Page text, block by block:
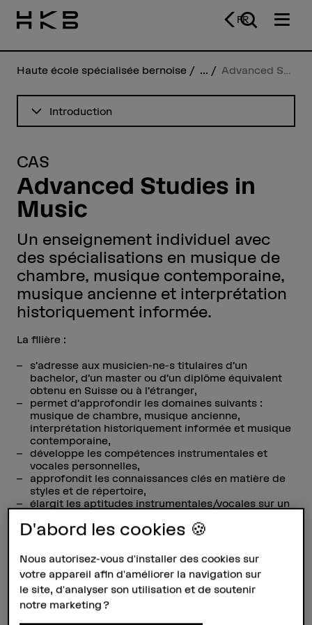
FR
Haute école spécialisée bernoise ...
Introduction
CAS
Advanced Studies in
Music
Un enseignement individuel avec
des spécialisations en musique de
chambre, musique contemporaine,
musique ancienne et interprétation
historiquement informée.
La filière :
s’adresse aux musicien-ne-s titulaires d’un
bachelor, d’un master ou d’un diplôme équivalent
obtenu en Suisse ou à l’étranger,
permet d’approfondir les domaines suivants :
musique de chambre, musique ancienne,
interprétation historiquement informée et musique
contemporaine,
développe les compétences instrumentales et
vocales personnelles,
approfondit les connaissances clés en matière de
styles et de répertoire,
élargit les aptitudes instrumentales/vocales sur un
D'abord les cookies 🍪
Nous autorisez-vous d'installer des cookies sur
votre appareil afin d'améliorer la navigation sur
le site, d'analyser son utilisation et de soutenir
notre marketing ?